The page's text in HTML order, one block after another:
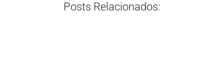
Posts Relacionados:
e
… s
r